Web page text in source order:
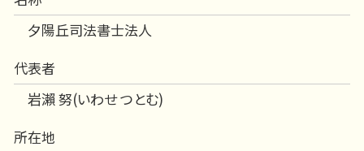
夕陽丘司法書士法人
代表者
岩瀨 努(いわせ つとむ)
所在地